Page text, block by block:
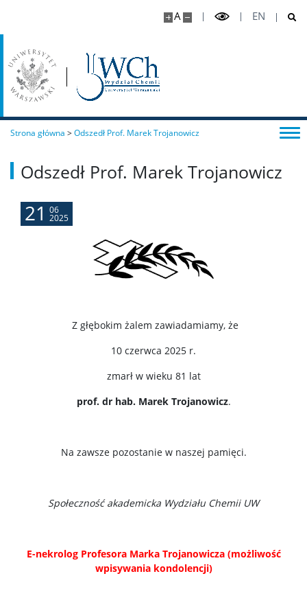
A EN
Intranet
Strony prywatne
Badania i nauka
Zespoły badawcze
Stopnie i tytuły
Serwis Naukowy UW
Baza publikacji
Strona główna >Odszedł Prof. Marek Trojanowicz
Odszedł Prof. Marek Trojanowicz
21 06
2025
Z głębokim żalem zawiadamiamy, że
10 czerwca 2025 r.
zmarł w wieku 81 lat
prof. dr hab. Marek Trojanowicz.
Na zawsze pozostanie w naszej pamięci.
Społeczność akademicka Wydziału Chemii UW
E-nekrolog Profesora Marka Trojanowicza (możliwość
wpisywania kondolencji)